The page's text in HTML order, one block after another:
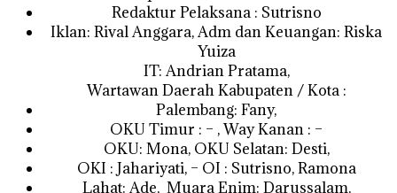
Redaktur Pelaksana : Sutrisno
Iklan: Rival Anggara, Adm dan Keuangan: Riska
Yuiza
IT: Andrian Pratama,
Wartawan Daerah Kabupaten / Kota :
Palembang: Fany,
OKU Timur : – , Way Kanan : –
OKU: Mona, OKU Selatan: Desti,
OKI : Jahariyati, – OI : Sutrisno, Ramona
Lahat: Ade, Muara Enim: Darussalam,